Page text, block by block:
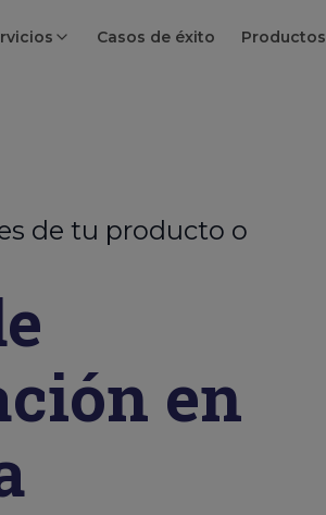
Casos de éxito Productos
de tu producto o
en